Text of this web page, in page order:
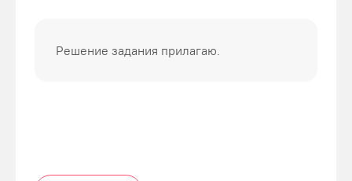
Решение задания прилагаю.